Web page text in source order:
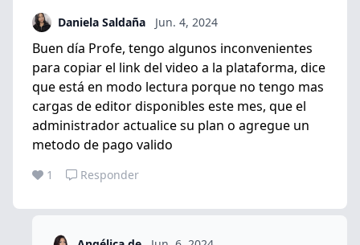
Daniela Saldaña Jun. 4, 2024
Buen día Profe, tengo algunos inconvenientes
para copiar el link del video a la plataforma, dice
que está en modo lectura porque no tengo mas
cargas de editor disponibles este mes, que el
administrador actualice su plan o agregue un
metodo de pago valido
1 Responder